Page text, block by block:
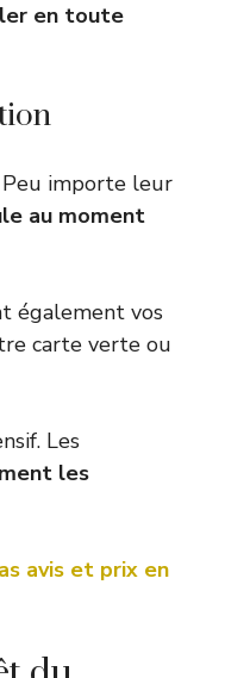
en toute
Peu importe leur
au moment
également vos
carte verte ou
Les
les
avis et prix en